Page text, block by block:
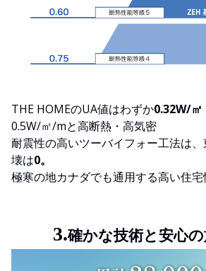
THE HOMEのUA値はわずか0.32W/㎡
0.5W/㎡/mと高断熱・高気密
耐震性の高いツーバイフォー工法は
壊は0。
極寒の地カナダでも通用する高い住宅
3.確かな技術と安心